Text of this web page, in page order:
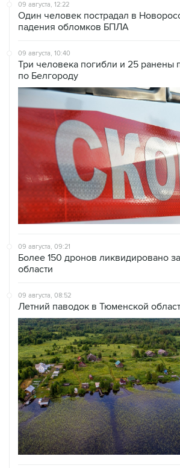
09 августа, 12:22
Один человек пострадал в
падения обломков БПЛА
09 августа, 10:40
Три человека погибли и 25 ранены
по Белгороду
09 августа, 09:21
Более 150 дронов ликвидировано
области
09 августа, 08:52
Летний паводок в Тюменской